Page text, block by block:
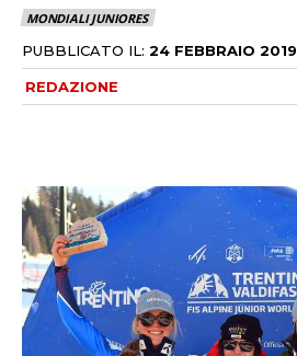
MONDIALI JUNIORES
PUBBLICATO IL: 24 FEBBRAIO 2019
REDAZIONE